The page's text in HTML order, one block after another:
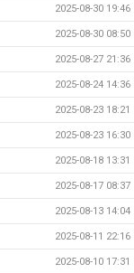
2025-08-30 19:46
2025-08-30 08:50
2025-08-27 21:36
2025-08-24 14:36
2025-08-23 18:21
2025-08-23 16:30
2025-08-18 13:31
2025-08-17 08:37
2025-08-13 14:04
2025-08-11 22:16
2025-08-10 17:31